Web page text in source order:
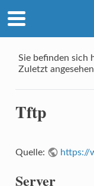
Sie befinden sich
Zuletzt
Tftp
Quelle: https://
Server